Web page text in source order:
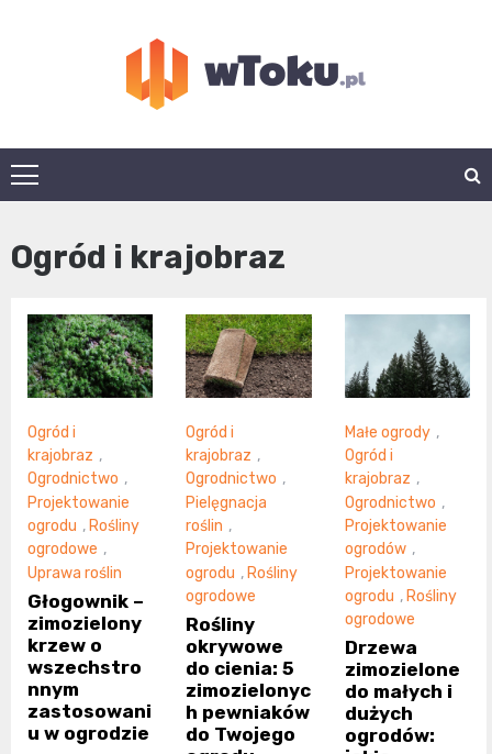
wtoku.pl
Ogród i krajobraz
Ogród i
krajobraz ,
Ogrodnictwo ,
Projektowanie
ogrodu , Rośliny
ogrodowe ,
Uprawa roślin
Głogownik –
zimozielony
krzew o
wszechstro
nnym
zastosowani
u w ogrodzie
Ogród i
krajobraz ,
Ogrodnictwo ,
Pielęgnacja
roślin ,
Projektowanie
ogrodu , Rośliny
ogrodowe
Rośliny
okrywowe
do cienia: 5
zimozielonyc
h pewniaków
do Twojego
Małe ogrody ,
Ogród i
krajobraz ,
Ogrodnictwo ,
Projektowanie
ogrodów ,
Projektowanie
ogrodu , Rośliny
ogrodowe
Drzewa
zimozielone
do małych i
dużych
ogrodów: